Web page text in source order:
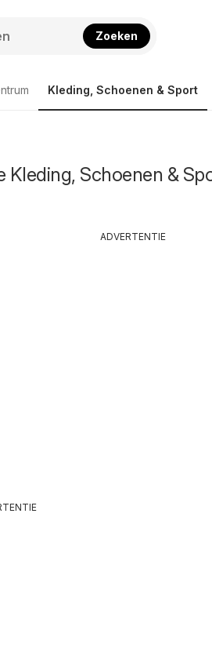
Zoeken
Kleding, Schoenen & Sport
Schoenen &
ADVERTENTIE